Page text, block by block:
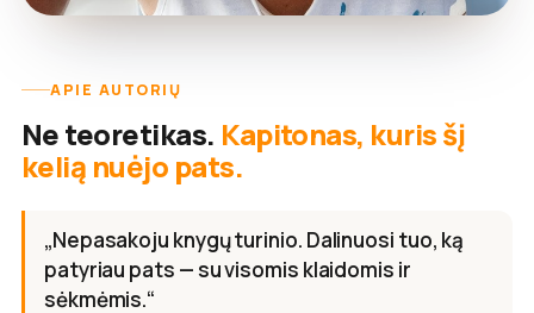
APIE AUTORIŲ
Ne teoretikas. Kapitonas, kuris šį
kelią nuėjo pats.
„Nepasakoju knygų turinio. Dalinuosi tuo, ką
patyriau pats — su visomis klaidomis ir
sėkmėmis.“